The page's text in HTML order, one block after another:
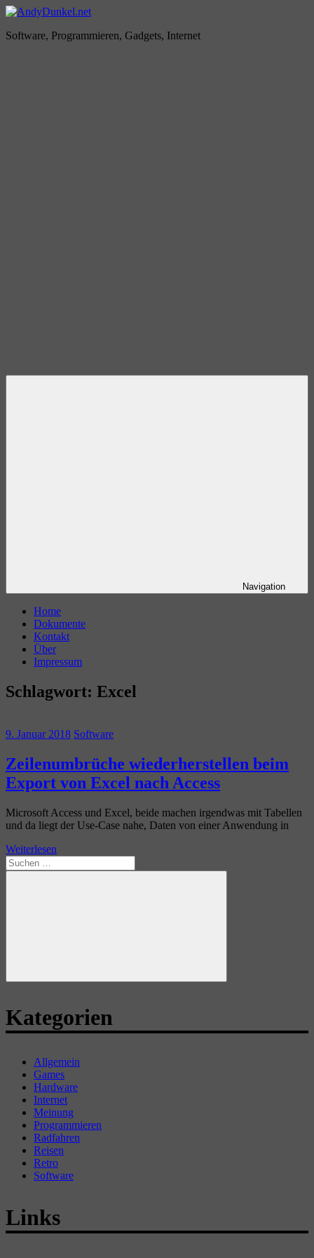
Zum
springen
AndyDunkel.net
Software, Programmieren, Gadgets, Internet
Navigation
Home
Dokumente
Kontakt
Über
Impressum
Schlagwort: Excel
9. Januar 2018 Software
Zeilenumbrüche wiederherstellen beim
Export von Excel nach Access
Microsoft Access und Excel, beide machen irgendwas mit Tabellen
und da liegt der Use-Case nahe, Daten von einer Anwendung in
Weiterlesen
Suchen
nach:
Suchen
Kategorien
Allgemein
Games
Hardware
Internet
Meinung
Programmieren
Radfahren
Reisen
Retro
Software
Links